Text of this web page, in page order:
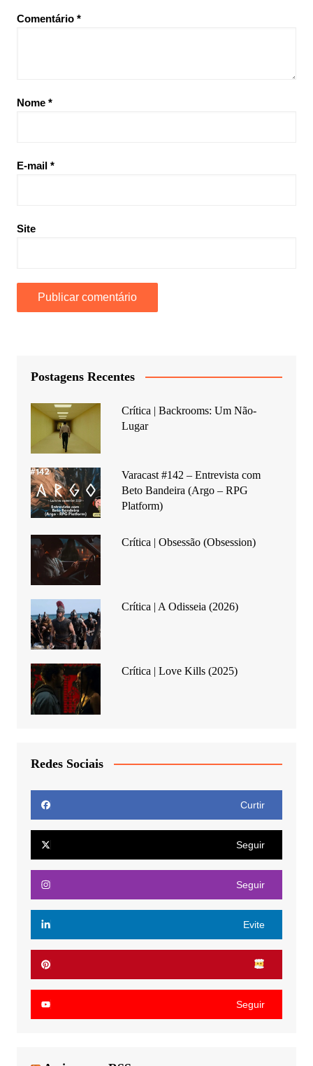
Comentário *
Nome *
E-mail *
Site
Postagens Recentes
Crítica | Backrooms: Um Não-
Lugar
Varacast #142 – Entrevista com
Beto Bandeira (Argo – RPG
Platform)
Crítica | Obsessão (Obsession)
Crítica | A Odisseia (2026)
Crítica | Love Kills (2025)
Redes Sociais
Curtir
Seguir
Seguir
Evite
Seguir